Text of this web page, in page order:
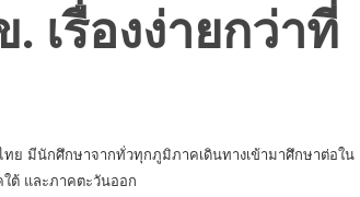
เรื่องง่ายกว่าที่
ย มีนักศึกษาจากทั่วทุกภูมิภาคเดินทางเข้ามาศึกษาต่อใน
ต้ และภาคตะวันออก